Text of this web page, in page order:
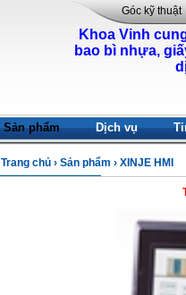
Góc kỹ thuật
Khoa Vinh
bao bì nhựa,
Sản phẩm Dịch vụ
Trang chủ › Sản phẩm › XINJE HMI